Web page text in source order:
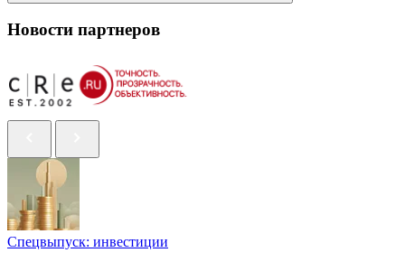
Новости партнеров
Спецвыпуск: инвестиции